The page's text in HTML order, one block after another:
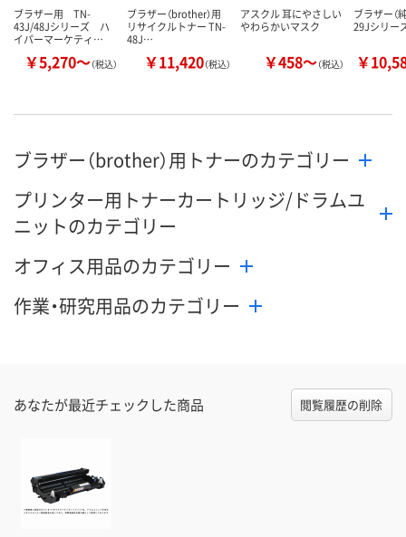
ブラザー用 TN-
43J/48Jシリーズ ハ
イパーマーケティ…
￥5,270～（税込）
ブラザー（brother）用
リサイクルトナー TN-
48J…
￥11,420（税込）
アスクル 耳にやさしい
やわらかいマスク
￥458～（税込）
ブラザー（
29Jシリー
￥
ブラザー（brother）用トナーのカテゴリー
プリンター用トナーカートリッジ/ドラムユ
ニットのカテゴリー
オフィス用品のカテゴリー
作業・研究用品のカテゴリー
あなたが最近チェックした商品 閲覧履歴の削除